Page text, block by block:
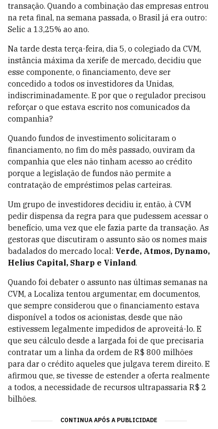
transação. Quando a combinação das empresas entrou
na reta final, na semana passada, o Brasil já era outro:
Selic a 13,25% ao ano.
Na tarde desta terça-feira, dia 5, o colegiado da CVM,
instância máxima da xerife de mercado, decidiu que
esse componente, o financiamento, deve ser
concedido a todos os investidores da Unidas,
indiscriminadamente. E por que o regulador precisou
reforçar o que estava escrito nos comunicados da
companhia?
Quando fundos de investimento solicitaram o
financiamento, no fim do mês passado, ouviram da
companhia que eles não tinham acesso ao crédito
porque a legislação de fundos não permite a
contratação de empréstimos pelas carteiras.
Um grupo de investidores decidiu ir, então, à CVM
pedir dispensa da regra para que pudessem acessar o
benefício, uma vez que ele fazia parte da transação. As
gestoras que discutiram o assunto são os nomes mais
badalados do mercado local: Verde, Atmos, Dynamo,
Helius Capital, Sharp e Vinland.
Quando foi debater o assunto nas últimas semanas na
CVM, a Localiza tentou argumentar, em documentos,
que sempre considerou que o financiamento estava
disponível a todos os acionistas, desde que não
estivessem legalmente impedidos de aproveitá-lo. E
que seu cálculo desde a largada foi de que precisaria
contratar um a linha da ordem de R$ 800 milhões
para dar o crédito aqueles que julgava terem direito. E
afirmou que, se tivesse de estender a oferta realmente
a todos, a necessidade de recursos ultrapassaria R$ 2
bilhões.
CONTINUA APÓS A PUBLICIDADE